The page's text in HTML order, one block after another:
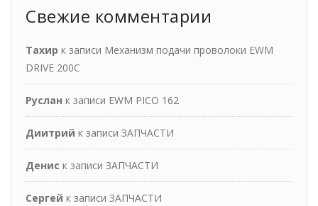
Свежие комментарии
Тахир к записи Механизм подачи проволоки EWM
DRIVE 200С
Руслан к записи EWM PICO 162
Диитрий к записи ЗАПЧАСТИ
Денис к записи ЗАПЧАСТИ
Сергей к записи ЗАПЧАСТИ